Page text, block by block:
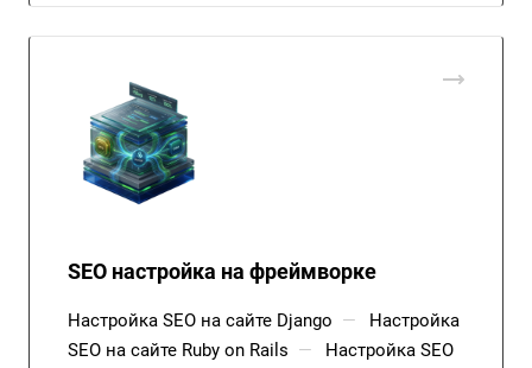
SEO настройка на фреймворке
Настройка SEO на сайте Django —
Настройка
SEO на сайте Ruby on Rails —
Настройка SEO